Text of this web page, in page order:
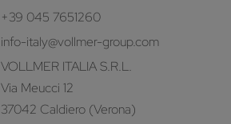
+39 045 7651260
info-italy@vollmer-group.com
VOLLMER ITALIA S.R.L.
Via Meucci 12
37042 Caldiero (Verona)